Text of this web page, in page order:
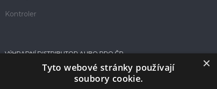
Kontroler
VÝHRADNÍ DISTRIBUTOR AUBO PRO ČR
×
Tyto webové stránky používají
soubory cookie.